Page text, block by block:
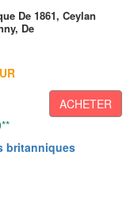
De 1861, Ceylan
De
ACHETER
britanniques